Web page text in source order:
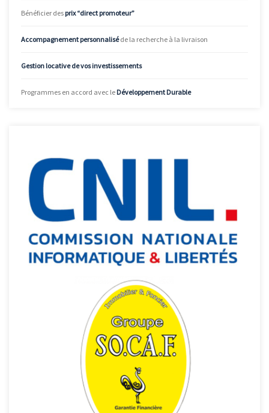
Bénéficier des prix “direct promoteur”
Accompagnement personnaliséde la recherche à la livraison
Gestion locative de vos investissements
Programmes en accord avec le Développement Durable